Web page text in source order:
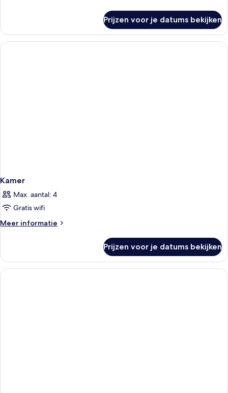
Prijzen voor je datums bekijken
Kamer
Max. aantal: 4
Gratis wifi
Meer informatie
Meer
Prijzen voor je datums bekijken